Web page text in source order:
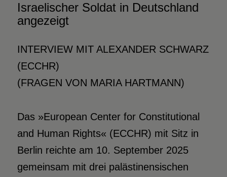
Israelischer Soldat in Deutschland
angezeigt
INTERVIEW MIT ALEXANDER SCHWARZ
(ECCHR)
(FRAGEN VON MARIA HARTMANN)
Das »European Center for Constitutional
and Human Rights« (ECCHR) mit Sitz in
Berlin reichte am 10. September 2025
gemeinsam mit drei palästinensischen